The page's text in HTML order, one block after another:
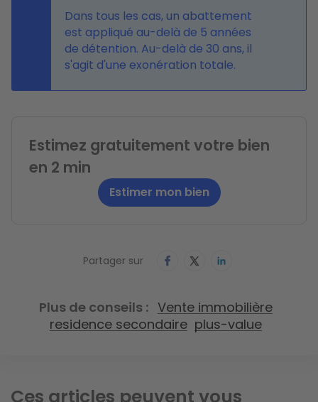
Dans tous les cas, un abattement
est appliqué au-delà de 5 années
de détention. Au-delà de 30 ans, il
s'agit d'une exonération totale.
Estimez gratuitement votre bien
en 2 min
Estimer mon bien
Partager sur
Plus de conseils
Vente immobilière
residence secondaire plus-value
Ces articles peuvent vous